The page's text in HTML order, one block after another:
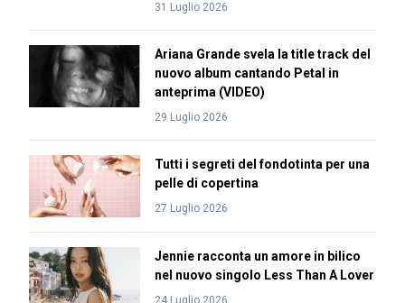
31 Luglio 2026
Ariana Grande svela la title track del
nuovo album cantando Petal in
anteprima (VIDEO)
29 Luglio 2026
Tutti i segreti del fondotinta per una
pelle di copertina
27 Luglio 2026
Jennie racconta un amore in bilico
nel nuovo singolo Less Than A Lover
24 Luglio 2026